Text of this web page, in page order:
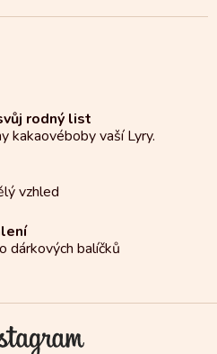
rodný list
kakaovéboby vaší Lyry.
vzhled
dárkových balíčků